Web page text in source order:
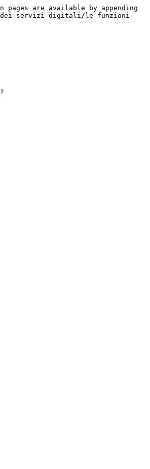
are available by appending
dei-servizi-digitali/le-funzioni-